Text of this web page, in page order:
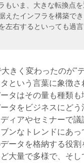
もいま、大きな転換点
えたインフラを構築で
左右するといっても過
きく変わったのが"
という言葉に象徴さ
タはその量も種類も
タをビジネスにどう
ィアやセミナーで議
ンなトレンドにあっ
ータを格納する役割
大量で多様で、そし